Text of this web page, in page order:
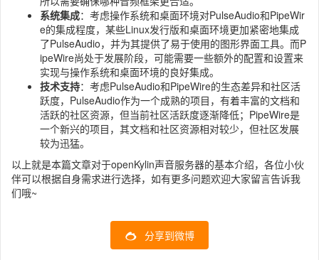
系统集成：考虑操作系统和桌面环境对PulseAudio和PipeWir
e的集成程度，某些Linux发行版和桌面环境更加紧密地集成
了PulseAudio，并为其提供了易于使用的图形界面工具。而P
ipeWire尚处于发展阶段，可能需要一些额外的配置和设置来
实现与操作系统和桌面环境的良好集成。
技术支持：考虑PulseAudio和PipeWire的生态差异和社区活
跃度，PulseAudio作为一个成熟的项目，有着丰富的文档和
活跃的社区资源，但当前社区活跃度逐渐降低；PipeWire是
一个新兴的项目，其文档和社区资源相对较少，但社区发展
较为迅猛。
以上就是本篇文章对于openKylin声音服务器的基本介绍，各位小伙
伴可以根据自身需求进行选择，如有更多问题欢迎大家留言告诉我
们哦~
分享到微博